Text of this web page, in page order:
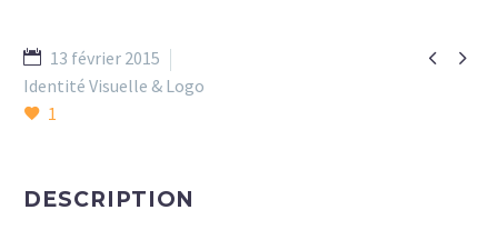
 
13 février 2015
Identité Visuelle & Logo
1
DESCRIPTION